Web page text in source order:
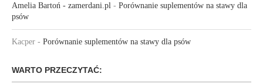
Amelia Bartoń - zamerdani.pl - Porównanie suplementów na stawy dla
psów
Kacper - Porównanie suplementów na stawy dla psów
WARTO PRZECZYTAĆ: